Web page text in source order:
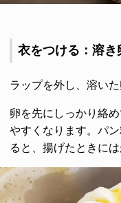
衣をつける：溶
ラップを外し、溶い
卵を先にしっかり絡
やすくなります。パ
ると、揚げたときに